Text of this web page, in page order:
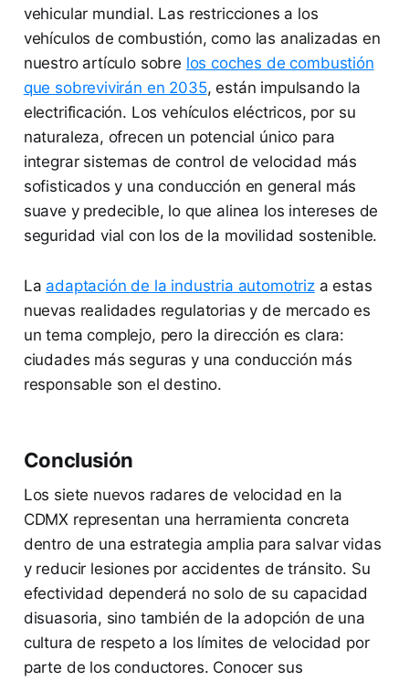
vehicular mundial. Las restricciones a los
vehículos de combustión, como las analizadas en
nuestro artículo sobre los coches de combustión
que sobrevivirán en 2035, están impulsando la
electrificación. Los vehículos eléctricos, por su
naturaleza, ofrecen un potencial único para
integrar sistemas de control de velocidad más
sofisticados y una conducción en general más
suave y predecible, lo que alinea los intereses de
seguridad vial con los de la movilidad sostenible.
La adaptación de la industria automotriza estas
nuevas realidades regulatorias y de mercado es
un tema complejo, pero la dirección es clara:
ciudades más seguras y una conducción más
responsable son el destino.
Conclusión
Los siete nuevos radares de velocidad en la
CDMX representan una herramienta concreta
dentro de una estrategia amplia para salvar vidas
y reducir lesiones por accidentes de tránsito. Su
efectividad dependerá no solo de su capacidad
disuasoria, sino también de la adopción de una
cultura de respeto a los límites de velocidad por
parte de los conductores. Conocer sus